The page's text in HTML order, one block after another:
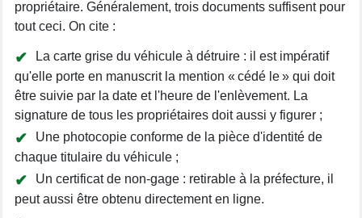
propriétaire. Généralement, trois documents suffisent pour
tout ceci. On cite :
La carte grise du véhicule à détruire : il est impératif
qu'elle porte en manuscrit la mention « cédé le » qui doit
être suivie par la date et l'heure de l'enlèvement. La
signature de tous les propriétaires doit aussi y figurer ;
Une photocopie conforme de la pièce d'identité de
chaque titulaire du véhicule ;
Un certificat de non-gage : retirable à la préfecture, il
peut aussi être obtenu directement en ligne.